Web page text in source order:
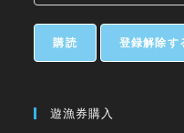
遊漁券購入